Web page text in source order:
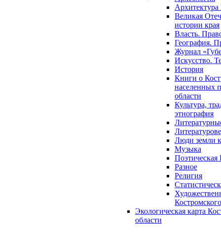
Архитектура
Великая
истории края
Власть.
География.
Журнал
Искусство.
История
Книги о
населенных
области
Культура,
этнография
Люди земли
Музыка
Поэтическая
Разное
Религия
Экологическая карта
области